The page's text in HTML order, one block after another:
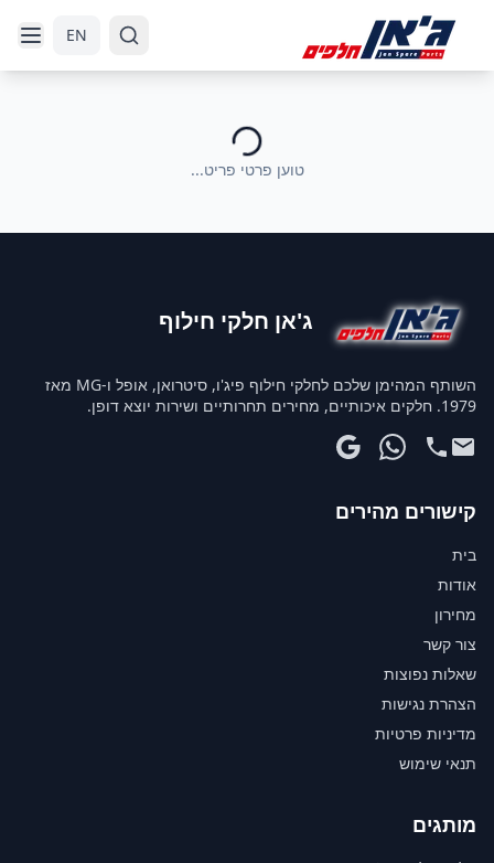
EN
טוען פרטי פריט...
ג'אן חלקי חילוף
השותף המהימן שלכם לחלקי חילוף פיג'ו, סיטרואן, אופל ו-MG מאז
1979. חלקים איכותיים, מחירים תחרותיים ושירות יוצא דופן.
קישורים מהירים
בית
אודות
מחירון
צור קשר
שאלות נפוצות
הצהרת נגישות
מדיניות פרטיות
תנאי שימוש
מותגים